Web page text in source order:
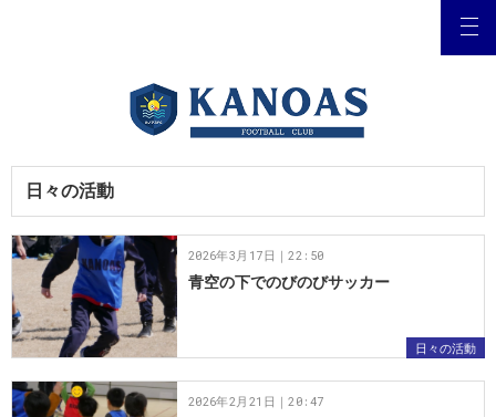
日々の活動
日々の活動
青空の下でのびのびサッカー
2026年3月17日｜22:50
2026年2月21日｜20:47